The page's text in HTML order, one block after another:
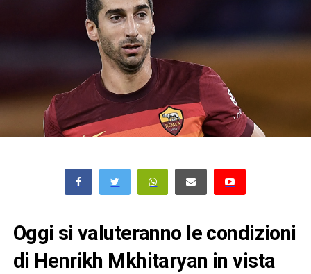
Oggi si valuteranno le condizioni
di Henrikh Mkhitaryan in vista